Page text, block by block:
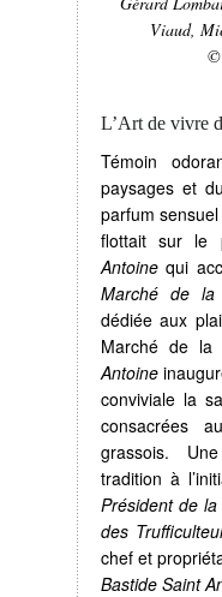
Viaud,
L’Art de vivre
Témoin
paysages et
parfum
flottait sur le
Antoinequi
Marché de la
dédiée aux
Marché de
Antoine
conviviale la
consacrées
grassois.
tradition à
Président de
des
chef et
Bastide Saint